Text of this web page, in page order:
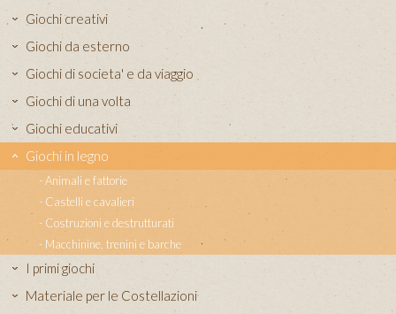
Giochi creativi
Giochi da esterno
Giochi di societa' e da viaggio
Giochi di una volta
Giochi educativi
Giochi in legno
Animali e fattorie
Castelli e cavalieri
Costruzioni e destrutturati
Macchinine, trenini e barche
I primi giochi
Materiale per le Costellazioni